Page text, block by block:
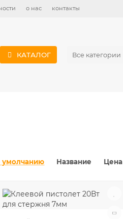
о нас контакты
КАТАЛОГ Все категории
умолчанию Название Цена